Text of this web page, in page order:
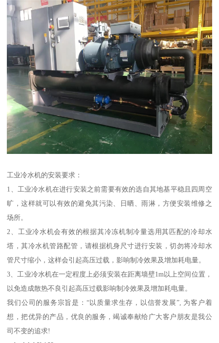
工业冷水机的安装要求：
1、工业冷水机在进行安装之前需要有效的选自其地基平稳且四周空
旷，这样就可以有效的避免其污染、日晒、雨淋，方便安装维修之
场所。
2、工业冷水机会有效的根据其冷冻机制冷量选用其匹配的冷却水
塔，其冷水机管路配管，请根据机身尺寸进行安装，切勿将冷却水
管尺寸缩小，这样会引起高压过载，影响制冷效果及增加耗电量。
3、工业冷水机在一定程度上必须安装在距离墙壁1m以上空间位置，
以免造成散热不良引起高压过载影响制冷效果及增加耗电量。
我们公司的服务宗旨是：“以质量求生存，以信誉发展”, 为客户着
想，把优异的产品，优良的服务，竭诚奉献给广大客户朋友是我公
司不变的追求!